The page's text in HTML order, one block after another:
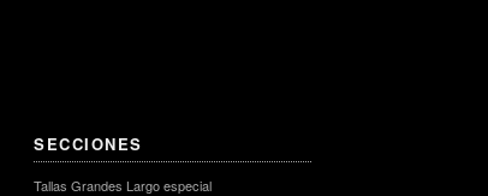
SECCIONES
Tallas Grandes Largo especial